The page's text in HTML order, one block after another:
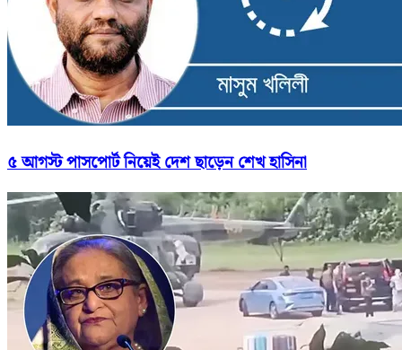
৫ আগস্ট পাসপোর্ট নিয়েই দেশ ছাড়েন শেখ হাসিনা